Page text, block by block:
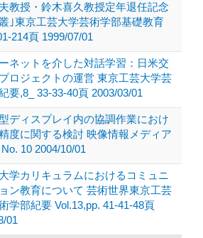
教授・鈴木喜久教授定年退任記念
｣東京工芸大学芸術学部基礎教育
214頁 1999/07/01
ネットを介した対話学習：日米交
ロジェクトの運営 東京工芸大学芸
要,8_ 33-33-40頁 2003/03/01
ディスプレイ内の協調作業におけ
度に関する検討 映像情報メディア
10 2004/10/01
学カリキュラムにおけるコミュニ
ン教育について 芸術世界東京工芸
学部紀要 Vol.13,pp. 41-41-48頁
01